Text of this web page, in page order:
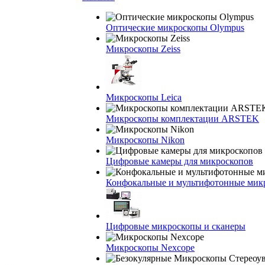
Оптические микроскопы Olympus
Микроскопы Zeiss
Микроскопы Leica
Микроскопы комплектации ARSTEK
Микроскопы Nikon
Цифровые камеры для микроскопов
Конфокальные и мультифотонные
Цифровые микроскопы и сканеры
Микроскопы Nexcope